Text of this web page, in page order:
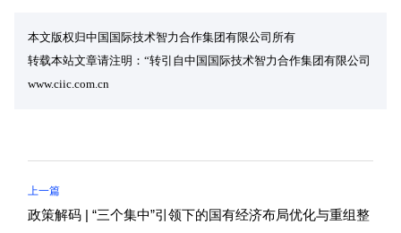
本文版权归中国国际技术智力合作集团有限公司所有
转载本站文章请注明：“转引自中国国际技术智力合作集团有限公司
www.ciic.com.cn
上一篇
政策解码 | “三个集中”引领下的国有经济布局优化与重组整